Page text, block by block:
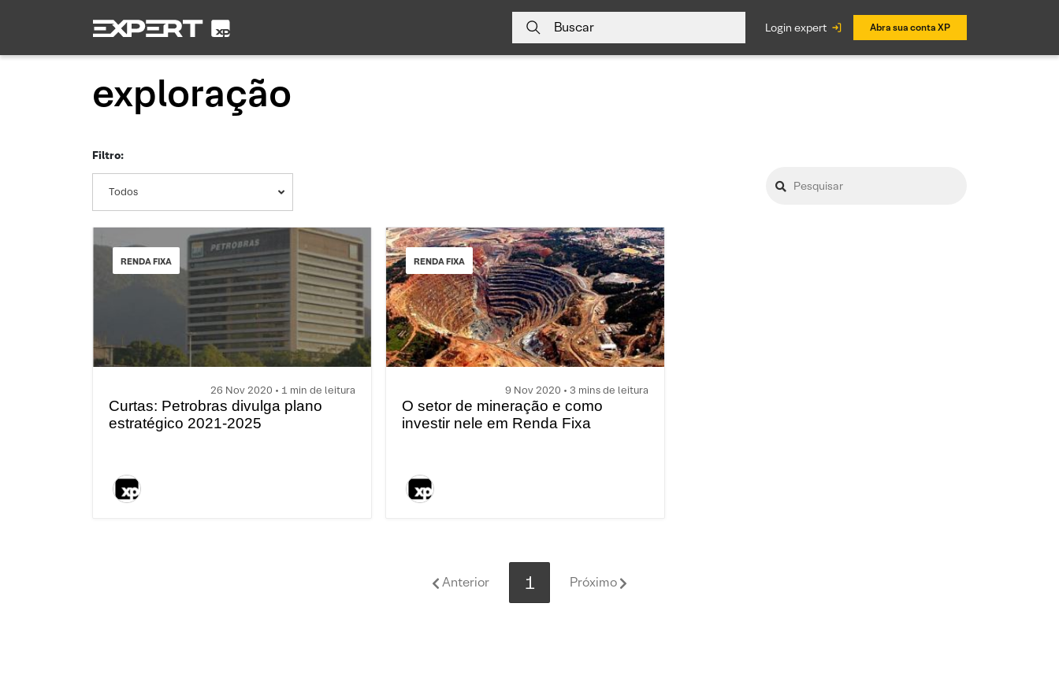
Buscar login expert Abra sua conta XP
exploração
Filtro:
Todos
RENDA FIXA
26 Nov 2020 • 1 min de leitura
Curtas: Petrobras divulga plano
estratégico 2021-2025
RENDA FIXA
9 Nov 2020 • 3 mins de leitura
O setor de mineração e como
investir nele em Renda Fixa
Anterior 1 Próximo